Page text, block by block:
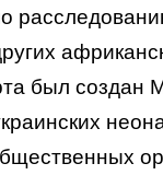
был создан